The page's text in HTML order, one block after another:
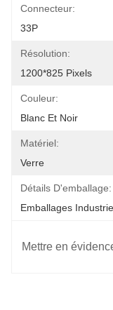
Connecteur:
33P
Résolution:
1200*825 Pixels
Couleur:
Blanc Et Noir
Matériel:
Verre
Détails D'emballage:
Emballages
Mettre en